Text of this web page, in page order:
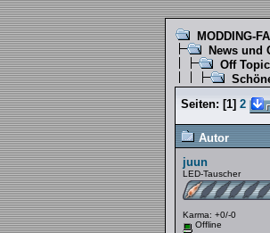
MODDING-
News und
Off Topic
Seiten: [1] 2
Autor
juun
LED-Tauscher
Karma: +0/-0
Offline